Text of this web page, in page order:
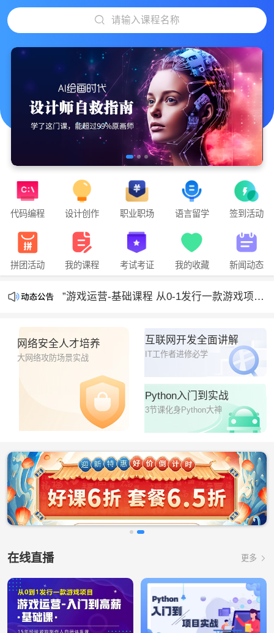
请输入课程名称
代码编程 设计创作 职业职场 语言留学 签到活动
拼团活动 我的课程 考试考证 我的收藏 新闻动态
”游戏运营-基础课程 从0-1发行一款游戏项目“正在直播
”游戏运营-基础课程 从0-1发行一款游戏项目“正在直播
网络安全人才培养
大网络攻防场景实战
互联网开发全面讲解
IT工作者进修必学
Python入门到实战
3节课化身Python大神
在线直播 更多